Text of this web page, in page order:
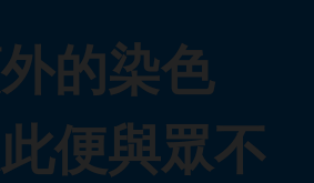
的染色
便與眾不